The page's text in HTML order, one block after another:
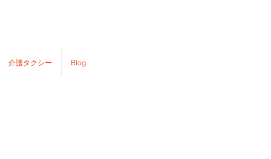
介護タクシー Blog